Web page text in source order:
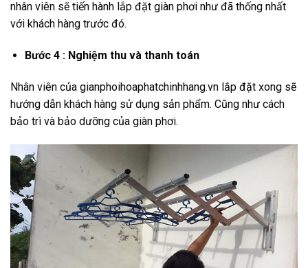
nhân viên sẽ tiến hành lắp đặt giàn phơi như đã thống nhất
với khách hàng trước đó.
Bước 4 : Nghiệm thu và thanh toán
Nhân viên của gianphoihoaphatchinhhang.vn lắp đặt xong sẽ
hướng dẫn khách hàng sử dụng sản phẩm. Cũng như cách
bảo trì và bảo dưỡng của giàn phơi.